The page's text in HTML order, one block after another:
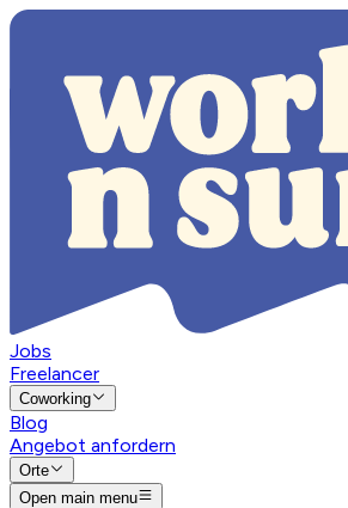
Jobs
Freelancer
Coworking
Blog
Angebot anfordern
Orte
Open main menu